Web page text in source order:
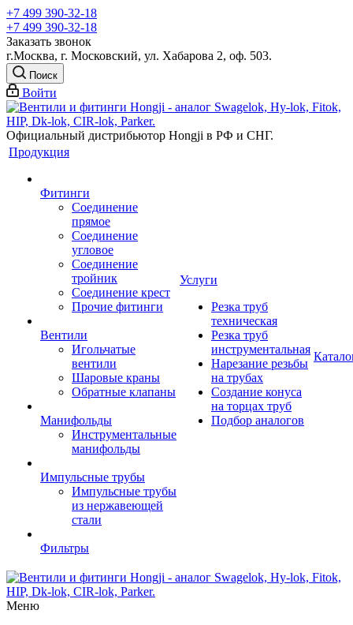
+7 499 390-32-18
+7 499 390-32-18
Заказать звонок
г.Москва, г. Московский, ул. Хабарова 2, оф. 503.
Поиск
Войти
Официальный дистрибьютор Hongji в РФ и СНГ.
Продукция
Фитинги
Соединение
прямое
Соединение
угловое
Соединение
тройник
Соединение крест
Прочие фитинги
Вентили
Игольчатые
вентили
Шаровые краны
Обратные клапаны
Манифольды
Инструментальные
манифольды
Импульсные трубы
Импульсные трубы
из нержавеющей
стали
Фильтры
Услуги
Резка труб
техническая
Резка труб
инструментальная
Нарезание резьбы
на трубах
Создание конуса
на торцах труб
Подбор аналогов
Меню